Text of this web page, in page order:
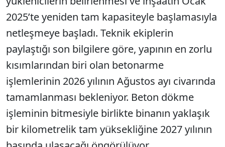
2025’te yeniden tam kapasiteyle başlamasıyla
netleşmeye başladı. Teknik ekiplerin
paylaştığı son bilgilere göre, yapının en zorlu
kısımlarından biri olan betonarme
işlemlerinin 2026 yılının Ağustos ayı civarında
tamamlanması bekleniyor. Beton dökme
işleminin bitmesiyle birlikte binanın yaklaşık
bir kilometrelik tam yüksekliğine 2027 yılının